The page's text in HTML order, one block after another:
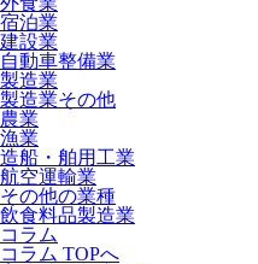
宿泊業
建設業
自動車整備業
製造業
製造業その他
農業
漁業
造船・舶用工業
航空運輸業
その他の業種
飲食料品製造業
コラム
コラム TOPへ